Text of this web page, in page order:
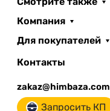
Компания
Для покупателей
Контакты
zakaz@himbaza.com
Запросить КП